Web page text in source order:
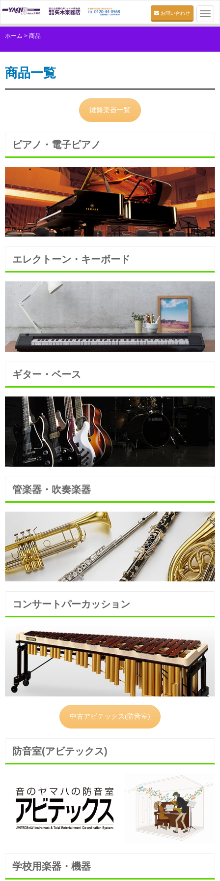
お問い合わせ
ホーム > 商品
商品一覧
鍵盤楽器一覧
ピアノ・電子ピアノ
エレクトーン・キーボード
ギター・ベース
管楽器・吹奏楽器
コンサートパーカッション
中古アビテックス(防音室)
防音室(アビテックス)
学校用楽器・機器